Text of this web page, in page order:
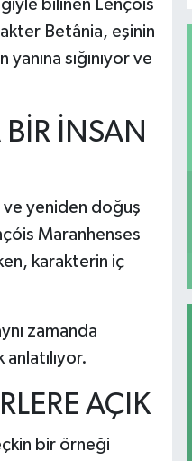
bilinen Lençóis
Betânia, eşinin
sığınıyor ve
İNSAN
ve yeniden doğuş
Maranhenses
karakterin iç
zamanda
AÇIK
bir örneği